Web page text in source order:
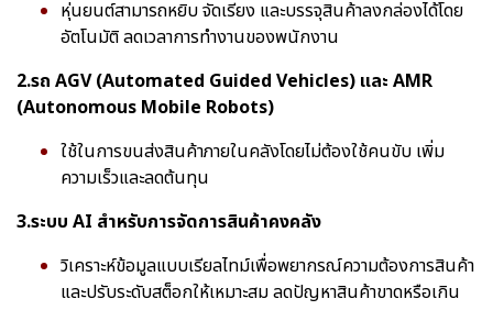
หุ่นยนต์สามารถหยิบ จัดเรียง และบรรจุสินค้าลงกล่องได้โดย
อัตโนมัติ ลดเวลาการทำงานของพนักงาน
2.รถ AGV (Automated Guided Vehicles) และ AMR
(Autonomous Mobile Robots)
ใช้ในการขนส่งสินค้าภายในคลังโดยไม่ต้องใช้คนขับ เพิ่ม
ความเร็วและลดต้นทุน
3.ระบบ AI สำหรับการจัดการสินค้าคงคลัง
วิเคราะห์ข้อมูลแบบเรียลไทม์เพื่อพยากรณ์ความต้องการสินค้า
และปรับระดับสต็อกให้เหมาะสม ลดปัญหาสินค้าขาดหรือเกิน